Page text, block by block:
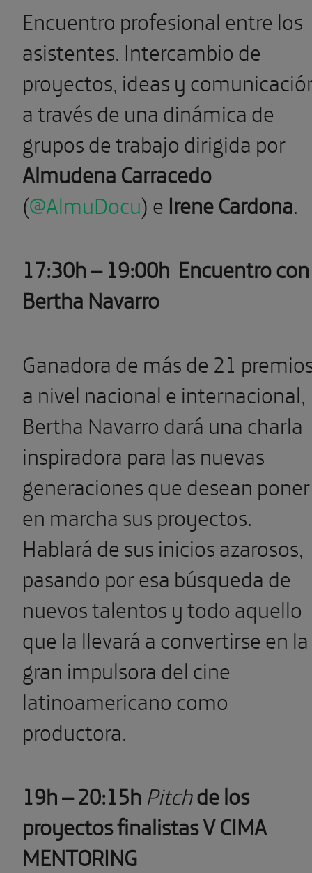
Encuentro profesional entre los
asistentes. Intercambio de
proyectos, ideas y
a través de una dinámica de
grupos de trabajo dirigida por
Almudena Carracedo
(@AlmuDocu) e Irene Cardona.
17:30h – 19:00h Encuentro con
Bertha Navarro
Ganadora de más de 21
a nivel nacional e internacional,
Bertha Navarro dará una charla
inspiradora para las nuevas
generaciones que desean poner
en marcha sus proyectos.
Hablará de sus inicios azarosos,
pasando por esa búsqueda de
nuevos talentos y todo aquello
que la llevará a convertirse en la
gran impulsora del cine
latinoamericano como
productora.
19h – 20:15h Pitchde los
proyectos finalistas V CIMA
MENTORING